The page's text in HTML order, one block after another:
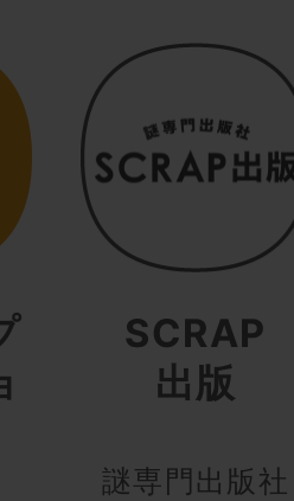
SCRAP
出版
謎専門出版社